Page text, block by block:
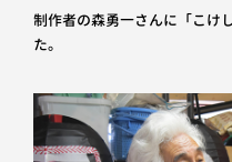
制作者の森勇一さんに「こけ
た。